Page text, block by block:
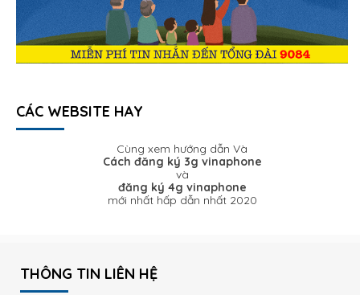
CÁC WEBSITE HAY
Cùng xem hướng dẫn Và
Cách đăng ký 3g vinaphone
và
đăng ký 4g vinaphone
mới nhất hấp dẫn nhất 2020
THÔNG TIN LIÊN HỆ